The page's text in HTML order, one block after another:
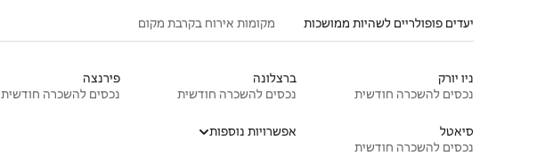
יעדים פופולריים לשהיות ממושכות מקומות אירוח בקרבת מקום
ניו יורק
נכסים להשכרה חודשית
ברצלונה
נכסים להשכרה חודשית
פירנצה
נכסים להשכרה חודשית
סיאטל
נכסים להשכרה חודשית
אפשרויות נוספות